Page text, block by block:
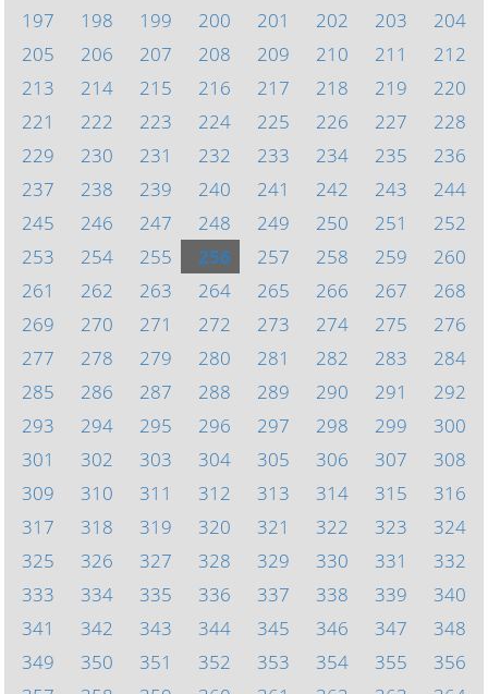
197
198 199 200 201 202 203
204
205
206 207 208 209 210 211
212
213
214 215 216 217 218 219
220
221
222 223 224 225 226 227
228
229
230 231 232 233 234 235
236
237
238 239 240 241 242 243
244
245
246 247 248 249 250 251
252
253
254 255 256 257 258 259
260
261
262 263 264 265 266 267
268
269
270 271 272 273 274 275
276
277
278 279 280 281 282 283
284
285
286 287 288 289 290 291
292
293
294 295 296 297 298 299
300
301
302 303 304 305 306 307
308
309
310 311 312 313 314 315
316
317
318 319 320 321 322 323
324
325
326 327 328 329 330 331
332
333
334 335 336 337 338 339
340
341
342 343 344 345 346 347
348
349
350 351 352 353 354 355
356